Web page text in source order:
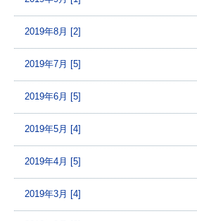
2019年8月 [2]
2019年7月 [5]
2019年6月 [5]
2019年5月 [4]
2019年4月 [5]
2019年3月 [4]